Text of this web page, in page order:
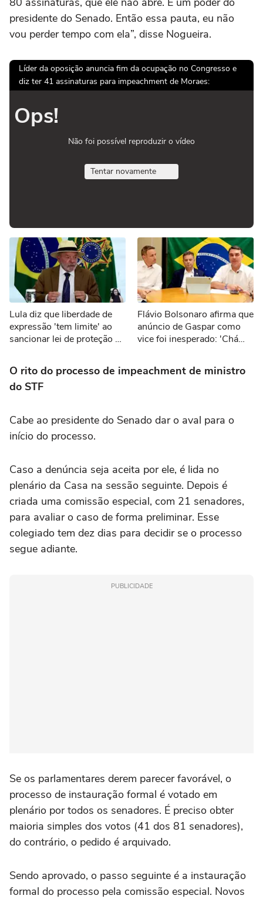
presidente do Senado. Então essa pauta, eu não
vou perder tempo com ela”, disse Nogueira.
Líder da oposição anuncia fim da ocupação no Congresso e
diz ter 41 assinaturas para impeachment de Moraes:
Ops!
Não foi possível reproduzir o vídeo
Tentar novamente
Lula diz que liberdade de
expressão 'tem limite' ao
sancionar lei de proteção a
Flávio Bolsonaro afirma que
anúncio de Gaspar como
vice foi inesperado: 'Chá
O rito do processo de impeachment de ministro
do STF
Cabe ao presidente do Senado dar o aval para o
início do processo.
Caso a denúncia seja aceita por ele, é lida no
plenário da Casa na sessão seguinte. Depois é
criada uma comissão especial, com 21 senadores,
para avaliar o caso de forma preliminar. Esse
colegiado tem dez dias para decidir se o processo
segue adiante.
PUBLICIDADE
Se os parlamentares derem parecer favorável, o
processo de instauração formal é votado em
plenário por todos os senadores. É preciso obter
maioria simples dos votos (41 dos 81 senadores),
do contrário, o pedido é arquivado.
Sendo aprovado, o passo seguinte é a instauração
formal do processo pela comissão especial. Novos